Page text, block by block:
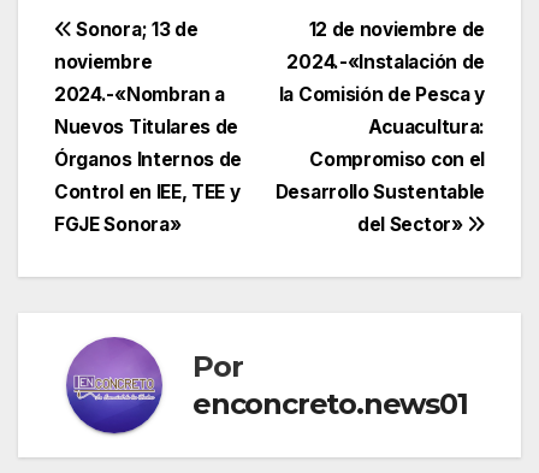
Navegación
de
entradas
12 de noviembre de
2024.-«Instalación de
la Comisión de Pesca y
Acuacultura:
Compromiso con el
Desarrollo Sustentable
del Sector»
Sonora; 13 de
noviembre
2024.-«Nombran a
Nuevos Titulares de
Órganos Internos de
Control en IEE, TEE y
FGJE Sonora»
Por
enconcreto.news01